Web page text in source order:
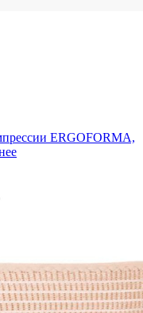
ERGOFORMA,